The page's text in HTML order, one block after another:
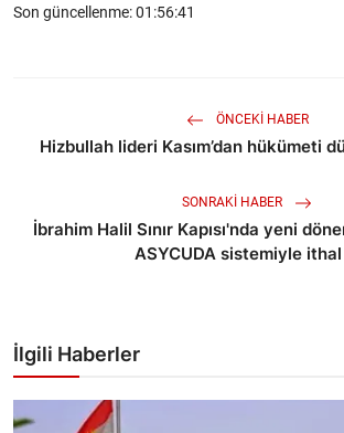
Son güncellenme: 01:56:41
ÖNCEKI HABER
Hizbullah lideri Kasım’dan hükümeti
SONRAKI HABER
İbrahim Halil Sınır Kapısı'nda yeni
ASYCUDA sistemiyle ithal
İlgili Haberler